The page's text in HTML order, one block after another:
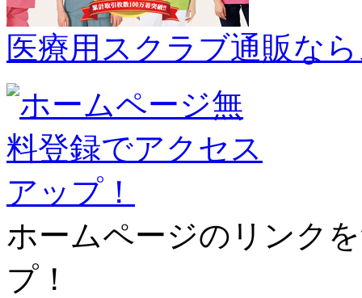
医療用スクラブ通販な
ホームページのリンク
プ！